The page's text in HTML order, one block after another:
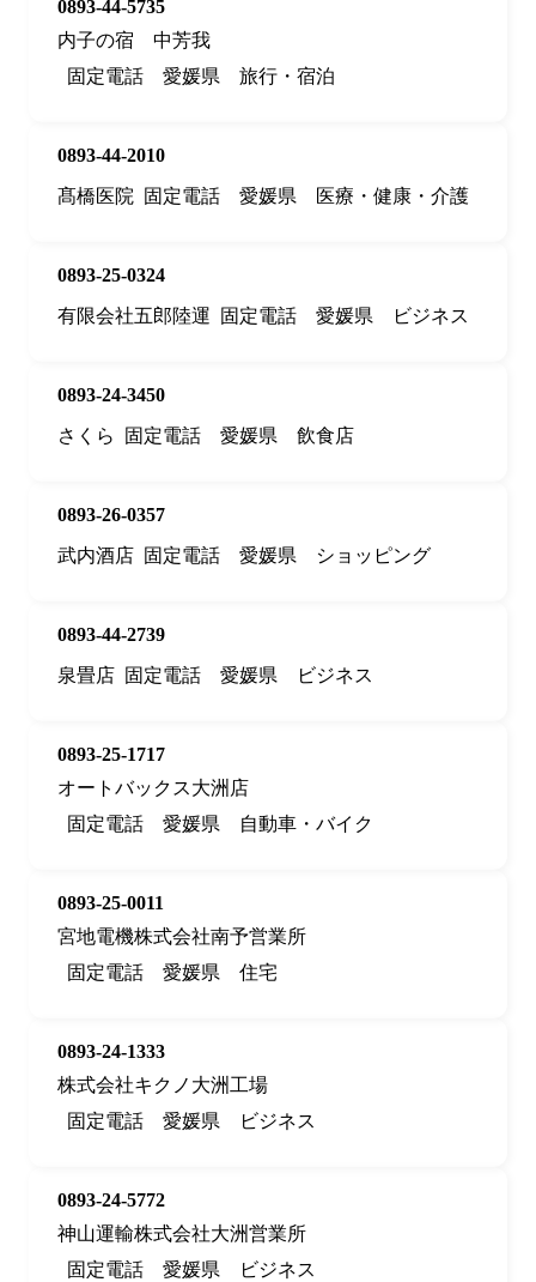
0893-44-5735
内子の宿 中芳我
固定電話
愛媛県 旅行・宿泊
0893-44-2010
髙橋医院
固定電話 愛媛県 医療・健康・介護
0893-25-0324
有限会社五郎陸運
固定電話 愛媛県 ビジネス
0893-24-3450
さくら
固定電話 愛媛県 飲食店
0893-26-0357
武内酒店 固定電話 愛媛県 ショッピング
0893-44-2739
泉畳店 固定電話 愛媛県 ビジネス
0893-25-1717
オートバックス大洲店
固定電話
愛媛県 自動車・バイク
0893-25-0011
宮地電機株式会社南予営業所
固定電話
愛媛県 住宅
0893-24-1333
株式会社キクノ大洲工場
固定電話
愛媛県 ビジネス
0893-24-5772
神山運輸株式会社大洲営業所
固定電話
愛媛県 ビジネス